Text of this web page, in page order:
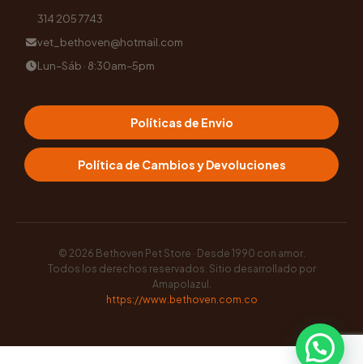
314 205 7743
vet_bethoven@hotmail.com
Lun–Sáb · 8:30am–5pm
Políticas de Envio
Política de Cambios y Devoluciones
© 2026 Bethoven Pet Store · Desde 1990 con amor.
Todos los derechos reservados. Sitio desarrollado por
Amapolazul .
https://www.bethoven.com.co